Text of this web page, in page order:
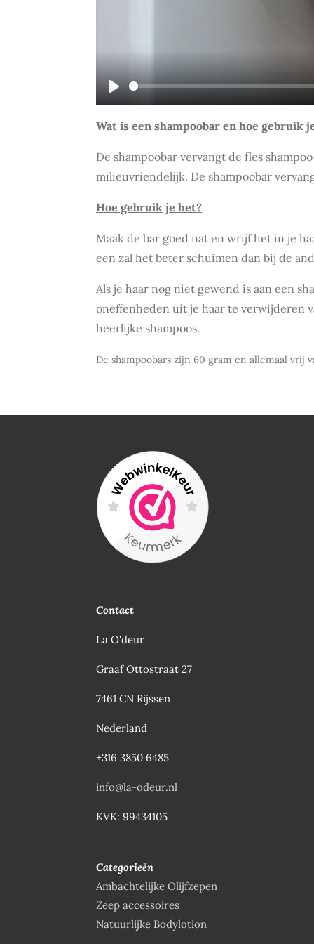
P
l
y
Wat is een shampoobar en hoe gebruik
De shampoobar vervangt de fles
milieuvriendelijk. De shampoobar
Hoe gebruik je het?
Maak de bar goed nat en wrijf het in je
een zal het beter schuimen dan bij de
Als je haar nog niet gewend is aan een
oneffenheden uit je haar te verwijderen
heerlijke shampoos.
De shampoobars zijn 60 gram en allemaal vrij
Contact
La O'deur
Graaf Ottostraat 27
7461 CN Rijssen
Nederland
+316 3850 6485
info@la-odeur.nl
KVK: 99434105
Categorieën
Ambachtelijke Olijfzepen
Zeep accessoires
Natuurlijke Bodylotion